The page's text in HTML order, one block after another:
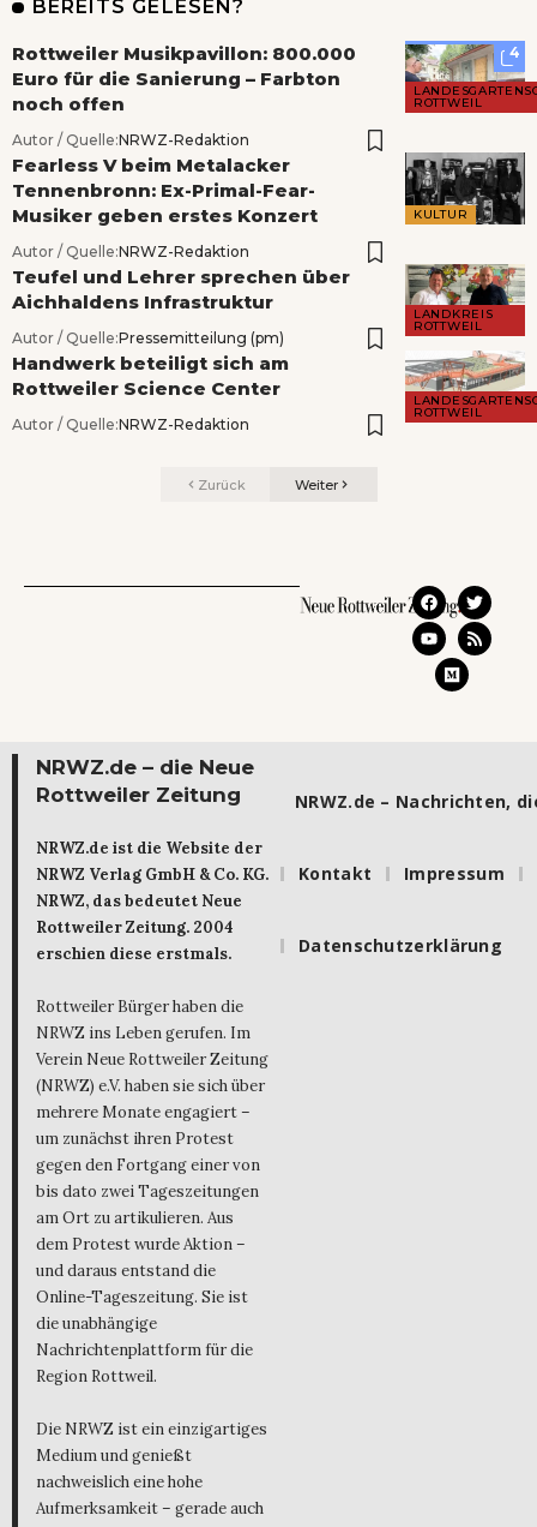
BEREITS GELESEN?
4
ROTTWEIL
Rottweiler Musikpavillon: 800.000
Euro für die Sanierung – Farbton
noch offen
Autor / Quelle:NRWZ-Redaktion
KULTUR
Fearless V beim Metalacker
Tennenbronn: Ex-Primal-Fear-
Musiker geben erstes Konzert
Autor / Quelle:NRWZ-Redaktion
LANDKREIS
ROTTWEIL
Teufel und Lehrer sprechen über
Aichhaldens Infrastruktur
Autor / Quelle:Pressemitteilung (pm)
ROTTWEIL
Handwerk beteiligt sich am
Rottweiler Science Center
Autor / Quelle:NRWZ-Redaktion
Zurück Weiter
NRWZ.de – die Neue
Rottweiler Zeitung
NRWZ.de ist die Website der
NRWZ Verlag GmbH & Co. KG.
NRWZ, das bedeutet Neue
Rottweiler Zeitung. 2004
erschien diese erstmals.
Rottweiler Bürger haben die
NRWZ ins Leben gerufen. Im
Verein Neue Rottweiler Zeitung
(NRWZ) e.V. haben sie sich über
mehrere Monate engagiert –
um zunächst ihren Protest
gegen den Fortgang einer von
bis dato zwei Tageszeitungen
am Ort zu artikulieren. Aus
dem Protest wurde Aktion –
und daraus entstand die
Online-Tageszeitung. Sie ist
die unabhängige
Nachrichtenplattform für die
Region Rottweil.
Die NRWZ ist ein einzigartiges
Medium und genießt
nachweislich eine hohe
Aufmerksamkeit – gerade auch
NRWZ.de – Nachrichten,
Kontakt Impressum
Datenschutzerklärung